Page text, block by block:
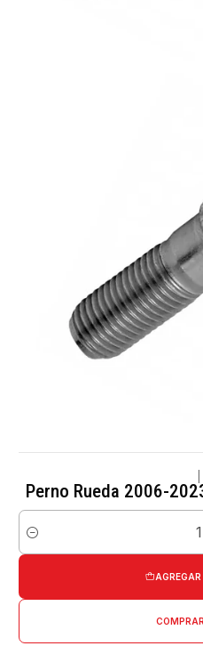
Perno Rueda 2006-
Cantidad